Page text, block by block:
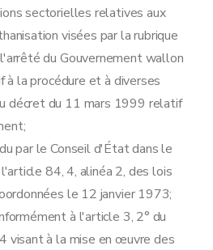
sectorielles relatives aux
visées par la rubrique
du Gouvernement wallon
la procédure et à diverses
décret du 11 mars 1999 relatif
par le Conseil d'État dans le
84, 4, alinéa 2, des lois
le 12 janvier 1973;
à l'article 3, 2° du
visant à la mise en œuvre des